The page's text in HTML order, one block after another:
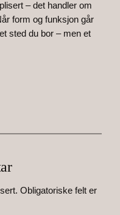
– det handler om
form og funksjon går
sted du bor – men et
Obligatoriske felt er